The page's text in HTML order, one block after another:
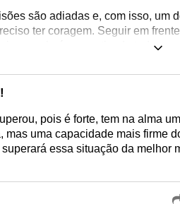
são adiadas e, com isso, um
ter coragem. Seguir em
que ela é concretizada tudo
pois é forte, tem na alma
mas uma capacidade mais firme
essa situação da melhor